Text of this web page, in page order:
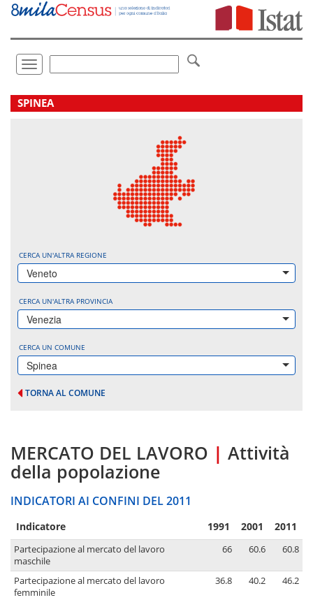
Vai
direttamente
Toggle
navigation
.
SPINEA
CERCA UN'ALTRA REGIONE
Veneto
CERCA UN'ALTRA PROVINCIA
Venezia
CERCA UN COMUNE
Spinea
TORNA AL COMUNE
MERCATO DEL LAVORO | Attività
della popolazione
INDICATORI AI CONFINI DEL 2011
Indicatore 1991 2001 2011
Partecipazione al mercato del lavoro
maschile
66 60.6 60.8
Partecipazione al mercato del lavoro
femminile
36.8 40.2 46.2